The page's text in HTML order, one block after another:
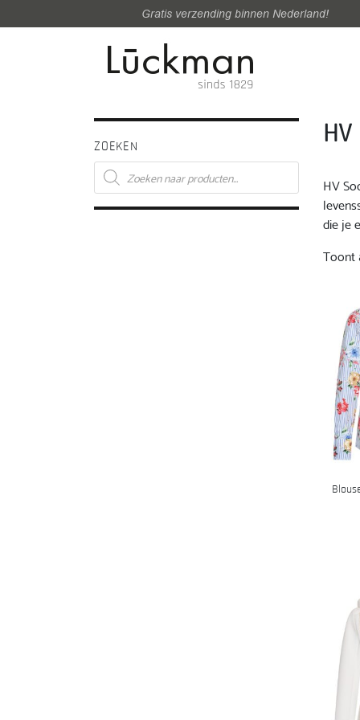
Gratis verzending binnen Nederland!
ZOEKEN
Producten
zoeken
HV
die je
Toont